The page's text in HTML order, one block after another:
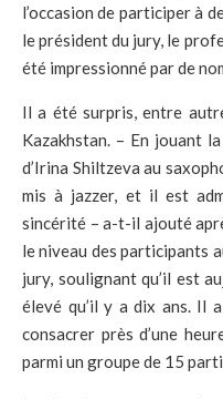
l’occasion de participer à
le président du jury, le
été impressionné par de
Il a été surpris, entre
Kazakhstan. – En jouant
d’Irina Shiltzeva au
mis à jazzer, et il est
sincérité – a-t-il ajouté
le niveau des participants
jury, soulignant qu’il est
élevé qu’il y a dix ans. Il
consacrer près d’une
parmi un groupe de 15